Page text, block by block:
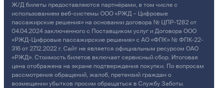
Ж/Д билеты предоставляются партнёрами, в том числе с
использованием веб-системы ООО «РЖД – Цифровые
пассажирские решения» на основании договора № ЦПР-1282 от
04.04.2024 заключенного с Поставщиком услуг и Договора ООО
«РЖД-Цифровые пассажирские решения» с АО «ФПК» № ФПК-22-
316 от 27.12.2022 г. Сайт не является официальным ресурсом ОАО
«РЖД». Стоимость билетов включает сервисный сбор. Итоговая
цена отображена на экране подтверждения покупки. По вопросам
рассмотрения обращений, жалоб, претензий граждан о
возмещении убытков просим обращаться в Службу Заботы.